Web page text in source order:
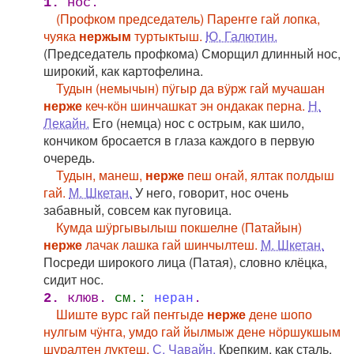
(Профком председатель) Пареҥге гай лопка,
чуяка нержым туртыктыш. Ю. Галютин.
(Председатель профкома) Сморщил длинный нос,
широкий, как картофелина.
Тудын (немычын) пӱгыр да вӱрж гай мучашан
нерже кеч-кӧн шинчашкат эн ондакак перна. Н.
Лекайн. Его (немца) нос с острым, как шило,
кончиком бросается в глаза каждого в первую
очередь.
Тудын, манеш, нерже пеш оҥай, ялтак полдыш
гай. М. Шкетан. У него, говорит, нос очень
забавный, совсем как пуговица.
Кумда шӱргывылыш покшелне (Патайын)
нержелачак лашка гай шинчылтеш. М. Шкетан.
Посреди широкого лица (Патая), словно клёцка,
сидит нос.
2. клюв. см.: неран .
Шиште вурс гай пеҥгыде нержедене шопо
нулгым чӱҥга, умдо гай йылмыж дене нӧршукшым
шуралтен луктеш. С. Чавайн. Крепким, как сталь,